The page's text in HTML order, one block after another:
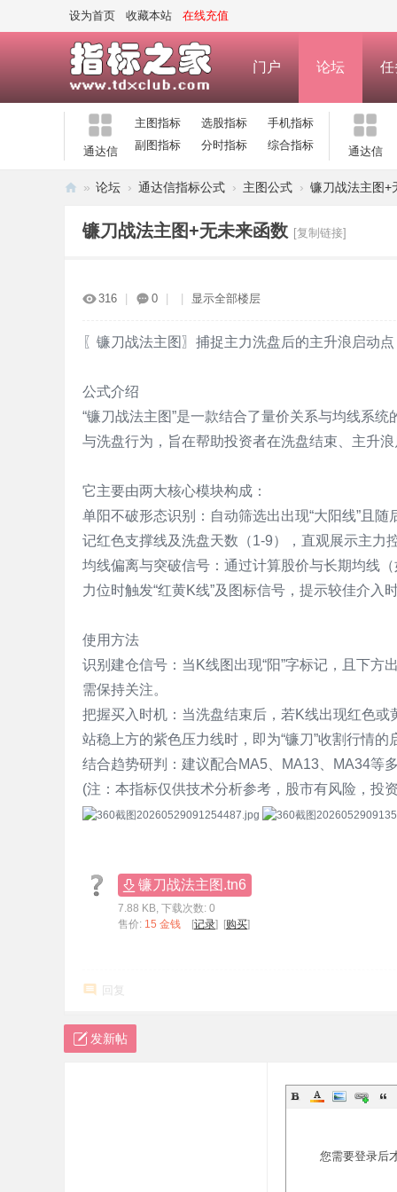
设为首页 收藏本站 在线充值
门户 论坛 任
通达信
主图指标 选股指标
手机指标
副图指标
分时指标 综合指标 通达信
» 论坛 › 通达信指标公式 › 主图公式 › 镰刀战法主图+
镰刀战法主图+无未来函数 [复制链接]
316 0 显示全部楼层
〖镰刀战法主图〗捕捉主力洗盘后的主升浪启动点
公式介绍
“镰刀战法主图”是一款结合了量价关系与均线系
与洗盘行为，旨在帮助投资者在洗盘结束、主升浪
它主要由两大核心模块构成：
单阳不破形态识别：自动筛选出出现“大阳线”且
记红色支撑线及洗盘天数（1-9），直观展示主力
均线偏离与突破信号：通过计算股价与长期均线
力位时触发“红黄K线”及图标信号，提示较佳介入时
使用方法
识别建仓信号：当K线图出现“阳”字标记，且下方
需保持关注。
把握买入时机：当洗盘结束后，若K线出现红色
站稳上方的紫色压力线时，即为“镰刀”收割行情的
结合趋势研判：建议配合MA5、MA13、MA34等
(注：本指标仅供技术分析参考，股市有风险，投
镰刀战法主图.tn6
7.88 KB, 下载次数: 0
售价: 15 金钱 [记录] [购买]
回复
发新帖
您需要登录后